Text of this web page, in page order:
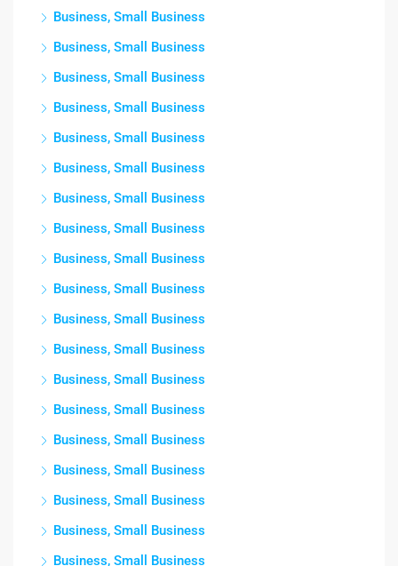
Business, Small Business
Business, Small Business
Business, Small Business
Business, Small Business
Business, Small Business
Business, Small Business
Business, Small Business
Business, Small Business
Business, Small Business
Business, Small Business
Business, Small Business
Business, Small Business
Business, Small Business
Business, Small Business
Business, Small Business
Business, Small Business
Business, Small Business
Business, Small Business
Business, Small Business